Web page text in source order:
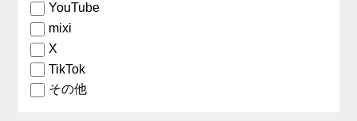
YouTube
mixi
X
TikTok
その他